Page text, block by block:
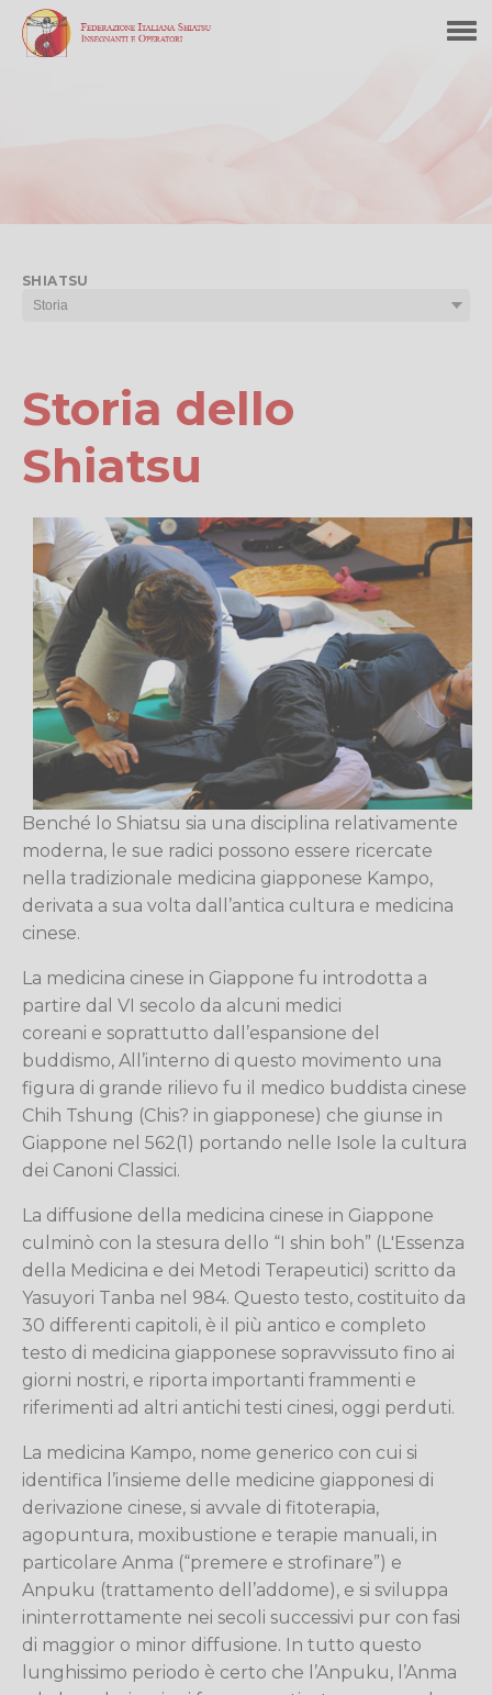
SHIATSU
Storia dello
Shiatsu
Benché lo Shiatsu sia una disciplina relativamente
moderna, le sue radici possono essere ricercate
nella tradizionale medicina giapponese Kampo,
derivata a sua volta dall’antica cultura e medicina
cinese.
La medicina cinese in Giappone fu introdotta a
partire dal VI secolo da alcuni medici
coreani e soprattutto dall’espansione del
buddismo, All’interno di questo movimento una
figura di grande rilievo fu il medico buddista cinese
Chih Tshung (Chis? in giapponese) che giunse in
Giappone nel 562(1) portando nelle Isole la cultura
dei Canoni Classici.
La diffusione della medicina cinese in Giappone
culminò con la stesura dello “I shin boh” (L'Essenza
della Medicina e dei Metodi Terapeutici) scritto da
Yasuyori Tanba nel 984. Questo testo, costituito da
30 differenti capitoli, è il più antico e completo
testo di medicina giapponese sopravvissuto fino ai
giorni nostri, e riporta importanti frammenti e
riferimenti ad altri antichi testi cinesi, oggi perduti.
La medicina Kampo, nome generico con cui si
identifica l’insieme delle medicine giapponesi di
derivazione cinese, si avvale di fitoterapia,
agopuntura, moxibustione e terapie manuali, in
particolare Anma (“premere e strofinare”) e
Anpuku (trattamento dell’addome), e si sviluppa
ininterrottamente nei secoli successivi pur con fasi
di maggior o minor diffusione. In tutto questo
lunghissimo periodo è certo che l’Anpuku, l’Anma